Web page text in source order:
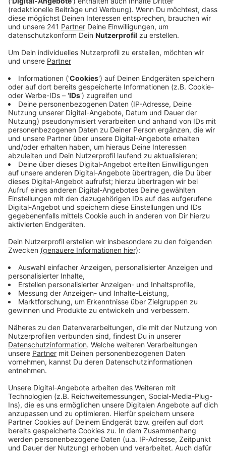
Veröffentlicht:Freitag, 06.02.2026 18:10
Anzeige
Dieses Mal sind es Arbeiten an den Schienen, meldet
die Bahn. Deswegen können die Züge nur zwischen Kall
und Erftstadt fahren. Die Fahrzeit zum Kölner
Hauptbahnhof verlängert sich um rund eine halbe
Stunde.
Anzeige
SEV auch am Kanrevalswochenende
Anzeige
Besonders bitter wird es nächstes Wochenende. Denn
statt Sonderzügen zum Kölner Karneval wird es auch
am Karnevalswochenende von Freitagabend bis
Montagmorgen nur Ersatzbusse auf der Strecke
geben. Die Bahn hat angekündigt, dass der
Schienenersatzverkehr am Karnevalswochenende in
den Stoßzeiten mit einem zusätzlichen Bus verstärkt
wird.
An Weiberfastnacht und Rosenmontag fahren die
Züge wie immer, hat die Bahn auf Anfrage mitgeteilt.
Anzeige
Anzeige